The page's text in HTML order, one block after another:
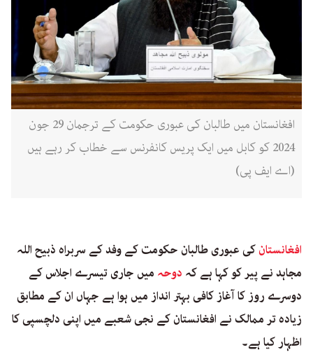
افغانستان میں طالبان کی عبوری حکومت کے ترجمان 29 جون
2024 کو کابل میں ایک پریس کانفرنس سے خطاب کر رہے ہیں
(اے ایف پی)
افغانستانکی عبوری طالبان حکومت کے وفد کے سربراہ ذبیح اللہ
مجاہد نے پیر کو کہا ہے کہ دوحہ میں جاری تیسرے اجلاس کے
دوسرے روز کا آغاز کافی بہتر انداز میں ہوا ہے جہاں ان کے مطابق
زیادہ تر ممالک نے افغانستان کے نجی شعبے میں اپنی دلچسپی کا
اظہار کیا ہے۔